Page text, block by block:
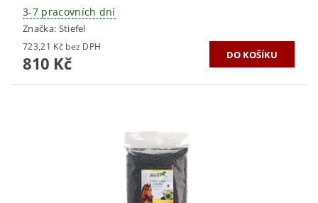
3-7 pracovních dní
Značka: Stiefel
723,21 Kč bez DPH
810 Kč